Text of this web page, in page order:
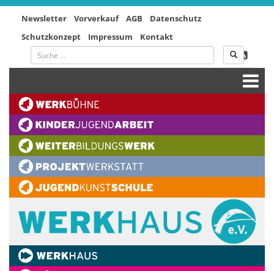
Newsletter Vorverkauf AGB
Datenschutz
Schutzkonzept
Impressum Kontakt